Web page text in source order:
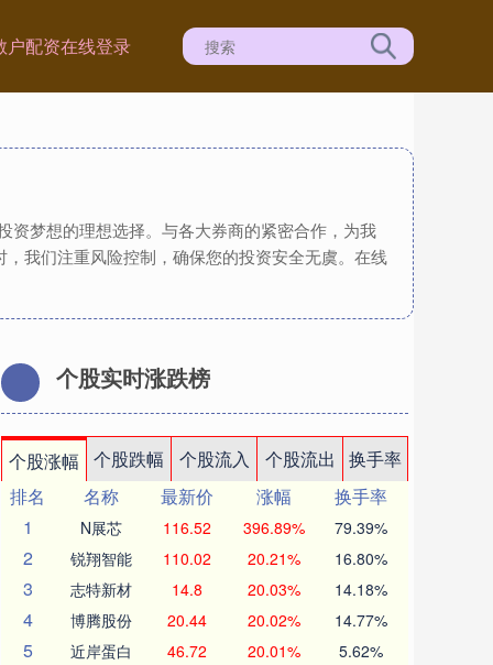
户配资在线登录
资梦想的理想选择。与各大券商的紧密合作，为我
我们注重风险控制，确保您的投资安全无虞。在线
个股实时涨跌榜
个股涨幅 个股跌幅 个股流入 个股流出
换手率
排名
名称 最新价 涨幅
换手率
1
N展芯 116.52 396.89% 79.39%
2 锐翔智能 110.02 20.21% 16.80%
3 志特新材 14.8 20.03% 14.18%
4 博腾股份 20.44 20.02% 14.77%
5 近岸蛋白 46.72 20.01% 5.62%